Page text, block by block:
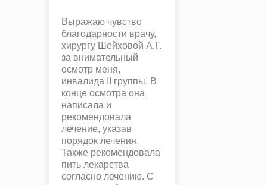
Выражаю чувство
благодарности врачу,
хирургу Шейховой А.Г.
за внимательный
осмотр меня,
инвалида II группы. В
конце осмотра она
написала и
рекомендовала
лечение, указав
порядок лечения.
Также рекомендовала
пить лекарства
согласно лечению. С